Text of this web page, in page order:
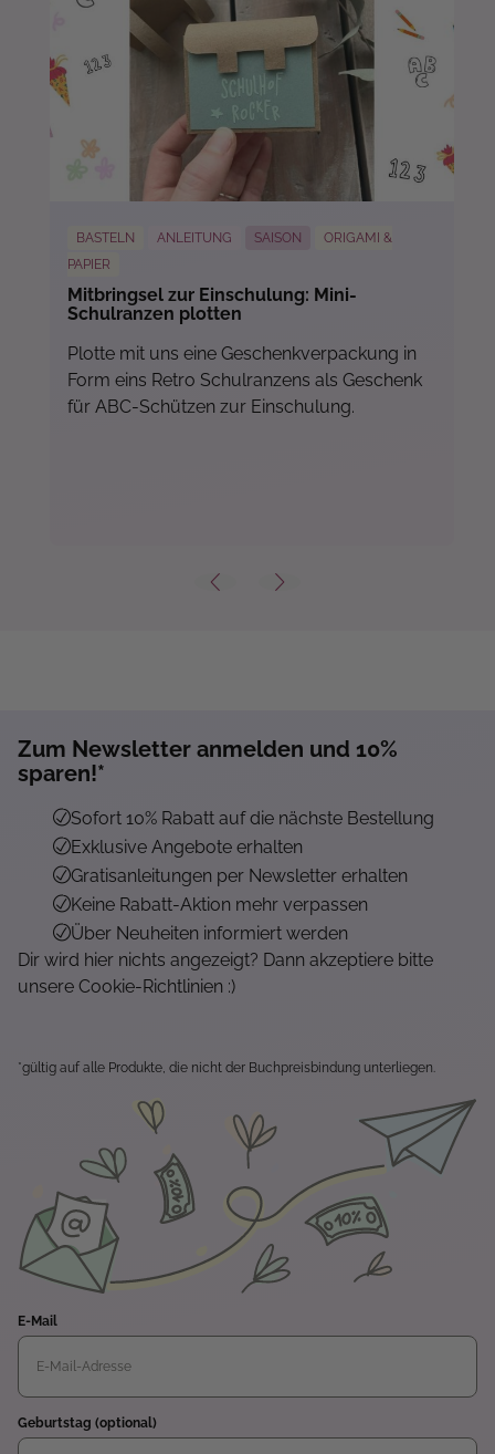
BASTELN ANLEITUNG SAISON
ORIGAMI &
PAPIER
Mitbringsel zur Einschulung: Mini-
Schulranzen plotten
Plotte mit uns eine Geschenkverpackung in
Form eins Retro Schulranzens als Geschenk
für ABC-Schützen zur Einschulung.
Zum Newsletter anmelden und 10%
sparen!*
Sofort 10% Rabatt auf die nächste Bestellung
Exklusive Angebote erhalten
Gratisanleitungen per Newsletter erhalten
Keine Rabatt-Aktion mehr verpassen
Über Neuheiten informiert werden
Dir wird hier nichts angezeigt? Dann akzeptiere bitte
unsere Cookie-Richtlinien :)
*gültig auf alle Produkte, die nicht der Buchpreisbindung unterliegen.
E-Mail
Geburtstag (optional)